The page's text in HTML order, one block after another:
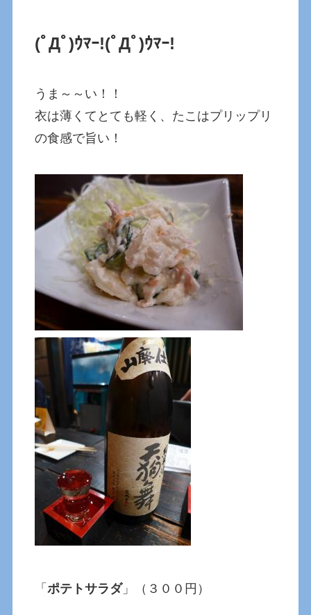
(ﾟДﾟ)ｳﾏｰ!(ﾟДﾟ)ｳﾏｰ!
うま～～い！！
衣は薄くてとても軽く、たこはプリップリ
の食感で旨い！
「ポテトサラダ」（３００円）